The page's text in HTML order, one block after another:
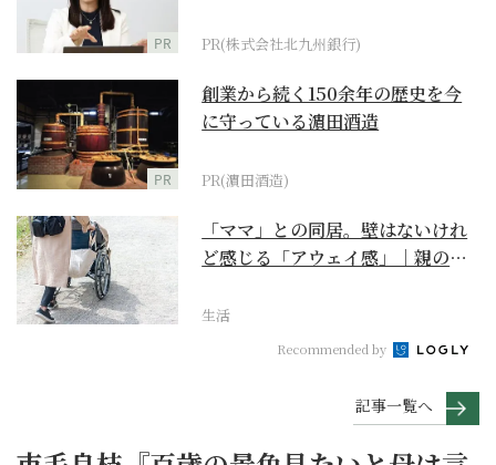
PR PR(株式会社北九州銀行)
PR
創業から続く150余年の歴史を今
に守っている濵田酒造
PR(濵田酒造)
「ママ」との同居。壁はないけれ
ど感じる「アウェイ感」｜親の終
生活
Recommended by
記事一覧へ